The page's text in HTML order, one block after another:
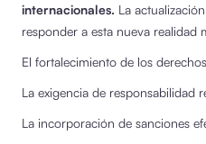
internacionales. La
responder a esta nueva realidad
El fortalecimiento de los
La exigencia de responsabilidad
La incorporación de sanciones